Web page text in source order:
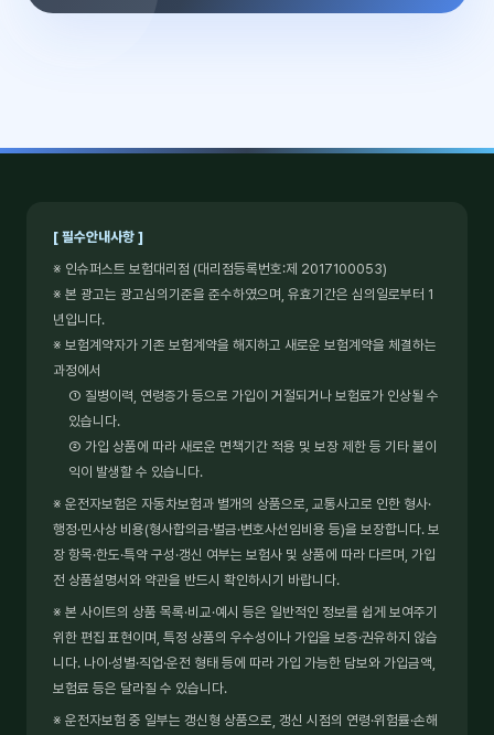
[ 필수안내사항 ]
※ 인슈퍼스트 보험대리점 (대리점등록번호:제 2017100053)
※ 본 광고는 광고심의기준을 준수하였으며, 유효기간은 심의일로부터 1
년입니다.
※ 보험계약자가 기존 보험계약을 해지하고 새로운 보험계약을 체결하는
과정에서
① 질병이력, 연령증가 등으로 가입이 거절되거나 보험료가 인상될 수
있습니다.
② 가입 상품에 따라 새로운 면책기간 적용 및 보장 제한 등 기타 불이
익이 발생할 수 있습니다.
※ 운전자보험은 자동차보험과 별개의 상품으로, 교통사고로 인한 형사·
행정·민사상 비용(형사합의금·벌금·변호사선임비용 등)을 보장합니다. 보
장 항목·한도·특약 구성·갱신 여부는 보험사 및 상품에 따라 다르며, 가입
전 상품설명서와 약관을 반드시 확인하시기 바랍니다.
※ 본 사이트의 상품 목록·비교·예시 등은 일반적인 정보를 쉽게 보여주기
위한 편집 표현이며, 특정 상품의 우수성이나 가입을 보증·권유하지 않습
니다. 나이·성별·직업·운전 형태 등에 따라 가입 가능한 담보와 가입금액,
보험료 등은 달라질 수 있습니다.
※ 운전자보험 중 일부는 갱신형 상품으로, 갱신 시점의 연령·위험률·손해